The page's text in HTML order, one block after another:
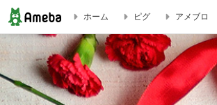
海神駅開業100周年 | ～船橋市の家族葬～
ホーム ピグ アメブロ